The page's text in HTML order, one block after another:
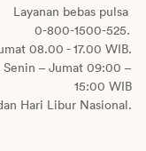
Layanan bebas pulsa
0-800-1500-525.
08.00 - 17.00 WIB.
– Jumat 09:00 –
15:00 WIB
Hari Libur Nasional.